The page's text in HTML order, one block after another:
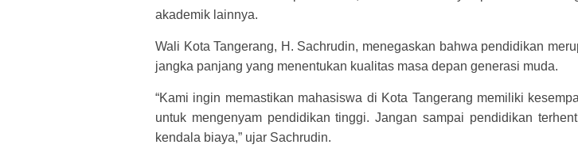
akademik lainnya.
Wali Kota Tangerang, H. Sachrudin, menegaskan bahwa pendidikan
jangka panjang yang menentukan kualitas masa depan generasi muda.
“Kami ingin memastikan mahasiswa di Kota Tangerang memiliki
untuk mengenyam pendidikan tinggi. Jangan sampai pendidikan
kendala biaya,” ujar Sachrudin.